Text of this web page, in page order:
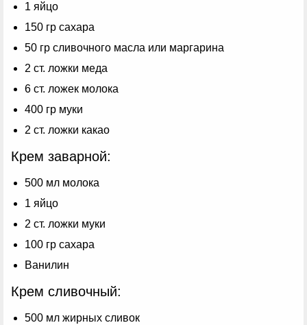
1 яйцо
150 гр сахара
50 гр сливочного масла или маргарина
2 ст. ложки меда
6 ст. ложек молока
400 гр муки
2 ст. ложки какао
Крем заварной:
500 мл молока
1 яйцо
2 ст. ложки муки
100 гр сахара
Ванилин
Крем сливочный:
500 мл жирных сливок